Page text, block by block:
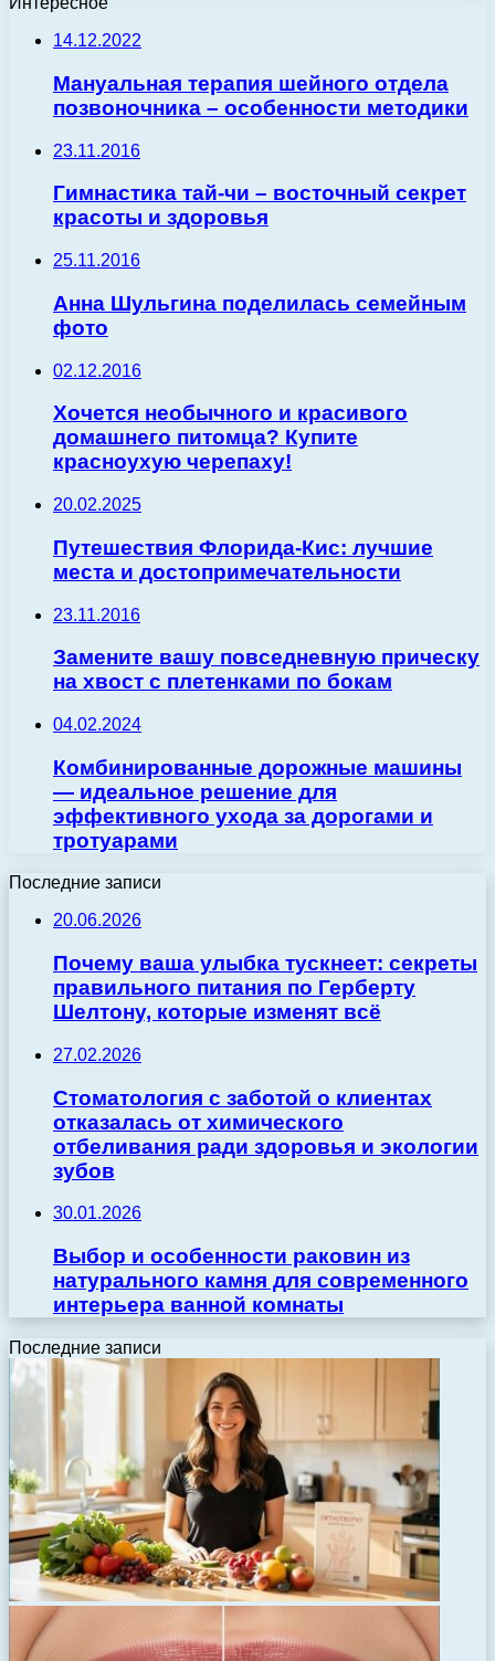
14.12.2022
Мануальная терапия шейного отдела
позвоночника – особенности методики
23.11.2016
Гимнастика тай-чи – восточный секрет
красоты и здоровья
25.11.2016
Анна Шульгина поделилась семейным
фото
02.12.2016
Хочется необычного и красивого
домашнего питомца? Купите
красноухую черепаху!
20.02.2025
Путешествия Флорида-Кис: лучшие
места и достопримечательности
23.11.2016
Замените вашу повседневную прическу
на хвост с плетенками по бокам
04.02.2024
Комбинированные дорожные машины
— идеальное решение для
эффективного ухода за дорогами и
тротуарами
Последние записи
20.06.2026
Почему ваша улыбка тускнеет: секреты
правильного питания по Герберту
Шелтону, которые изменят всё
27.02.2026
Стоматология с заботой о клиентах
отказалась от химического
отбеливания ради здоровья и экологии
зубов
30.01.2026
Выбор и особенности раковин из
натурального камня для современного
интерьера ванной комнаты
Последние записи